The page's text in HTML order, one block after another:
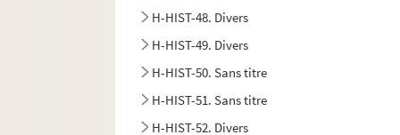
H-HIST-48. Divers
H-HIST-49. Divers
H-HIST-50. Sans titre
H-HIST-51. Sans titre
H-HIST-52. Divers